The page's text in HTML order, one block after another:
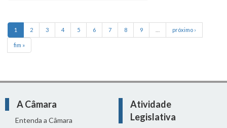
1 2 3 4 5 6 7 8 9 próximo ›
fim »
A Câmara
Entenda a Câmara
Atividade
Legislativa